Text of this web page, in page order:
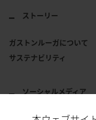
ストーリー
ガストンルーガについて
サステナビリティ
ソーシャルメディア